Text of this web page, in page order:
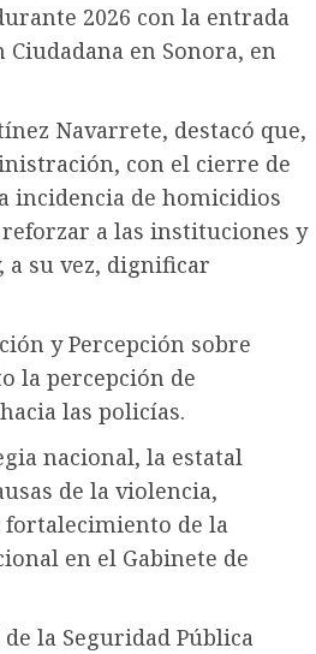
2026 con la entrada
en Sonora, en
Navarrete, destacó que,
con el cierre de
incidencia de homicidios
a las instituciones y
a su vez, dignificar
y Percepción sobre
la percepción de
las policías.
nacional, la estatal
de la violencia,
fortalecimiento de la
en el Gabinete de
la Seguridad Pública